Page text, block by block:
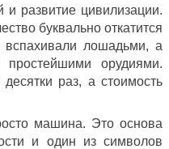
и развитие цивилизации.
буквально откатится
вспахивали лошадьми, а
простейшими орудиями.
раз, а стоимость
машина. Это основа
и один из символов